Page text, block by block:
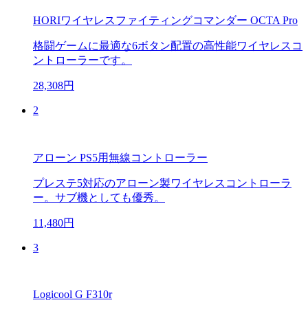
HORIワイヤレスファイティングコマンダー OCTA Pro
格闘ゲームに最適な6ボタン配置の高性能ワイヤレスコ
ントローラーです。
28,308円
2
アローン PS5用無線コントローラー
プレステ5対応のアローン製ワイヤレスコントローラ
ー。サブ機としても優秀。
11,480円
3
Logicool G F310r